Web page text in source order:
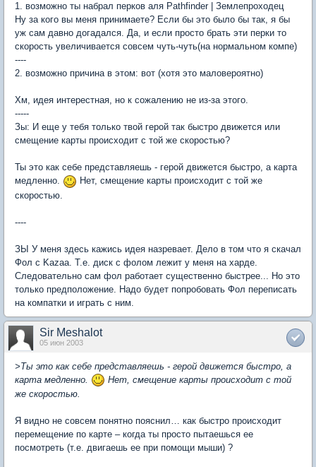
1. возможно ты набрал перков аля Pathfinder | Землепроходец
Ну за кого вы меня принимаете? Если бы это было бы так, я бы
уж сам давно догадался. Да, и если просто брать эти перки то
скорость увеличивается совсем чуть-чуть(на нормальном компе)
----
2. возможно причина в этом: вот (хотя это маловероятно)
Хм, идея интерестная, но к сожалению не из-за этого.
-----
Зы: И еще у тебя только твой герой так быстро движется или
смещение карты происходит с той же скоростью?
Ты это как себе представляешь - герой движется быстро, а карта
медленно.
Нет, смещение карты происходит с той же
скоростью.
----
ЗЫ У меня здесь кажись идея назревает. Дело в том что я скачал
Фол с Kazaa. Т.е. диск с фолом лежит у меня на харде.
Следовательно сам фол работает существенно быстрее... Но это
только предположение. Надо будет попробовать Фол переписать
на компатки и играть с ним.
Sir Meshalot
05 июн 2003
>Ты это как себе представляешь - герой движется быстро, а
карта медленно.
Нет, смещение карты происходит с той
же скоростью.
Я видно не совсем понятно пояснил… как быстро происходит
перемещение по карте – когда ты просто пытаешься ее
посмотреть (т.е. двигаешь ее при помощи мыши) ?